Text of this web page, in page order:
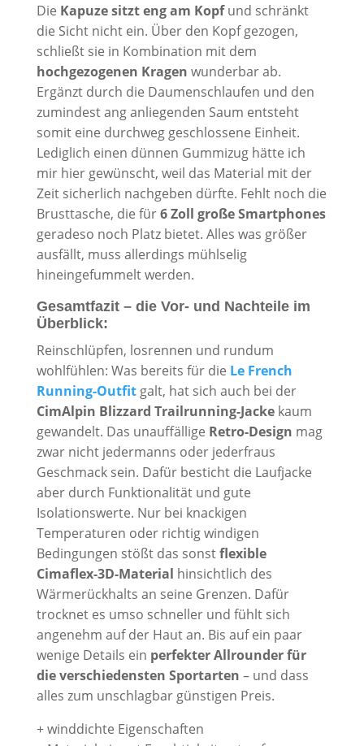
Die Kapuze sitzt eng am Kopfund schränkt
die Sicht nicht ein. Über den Kopf gezogen,
schließt sie in Kombination mit dem
hochgezogenen Kragen wunderbar ab.
Ergänzt durch die Daumenschlaufen und den
zumindest ang anliegenden Saum entsteht
somit eine durchweg geschlossene Einheit.
Lediglich einen dünnen Gummizug hätte ich
mir hier gewünscht, weil das Material mit der
Zeit sicherlich nachgeben dürfte. Fehlt noch die
Brusttasche, die für6 Zoll große Smartphones
geradeso noch Platz bietet. Alles was größer
ausfällt, muss allerdings mühlselig
hineingefummelt werden.
Gesamtfazit – die Vor- und Nachteile im
Überblick:
Reinschlüpfen, losrennen und rundum
wohlfühlen: Was bereits für die Le French
Running-Outfit galt, hat sich auch bei der
CimAlpin Blizzard Trailrunning-Jackekaum
gewandelt. Das unauffällige Retro-Design mag
zwar nicht jedermanns oder jederfraus
Geschmack sein. Dafür besticht die Laufjacke
aber durch Funktionalität und gute
Isolationswerte. Nur bei knackigen
Temperaturen oder richtig windigen
Bedingungen stößt das sonstflexible
Cimaflex-3D-Material hinsichtlich des
Wärmerückhalts an seine Grenzen. Dafür
trocknet es umso schneller und fühlt sich
angenehm auf der Haut an. Bis auf ein paar
wenige Details ein perfekter Allrounder für
die verschiedensten Sportarten – und dass
alles zum unschlagbar günstigen Preis.
+ winddichte Eigenschaften